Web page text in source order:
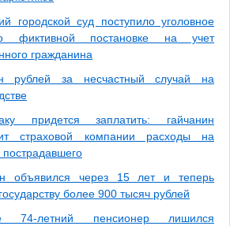
городской суд поступило уголовное
фиктивной постановке на учет
гражданина
рублей за несчастный случай на
придется заплатить: гайчанин
страховой компании расходы на
пострадавшего
объявился через 15 лет и теперь
более 900 тысяч рублей
летний пенсионер лишился